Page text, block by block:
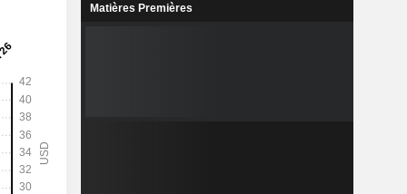
Matières Premières